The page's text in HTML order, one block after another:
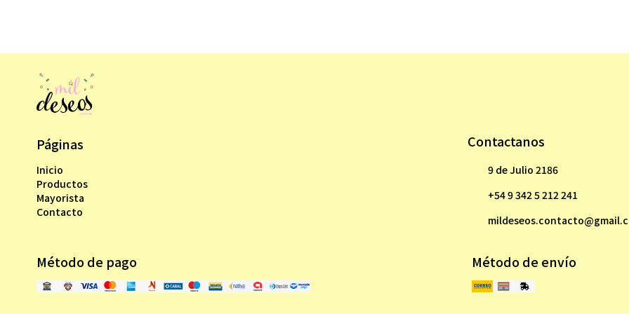
Páginas
Inicio
Productos
Mayorista
Contacto
Contactanos
9 de Julio 2186
+54 9 342 5 212 241
Método de pago Método de envío